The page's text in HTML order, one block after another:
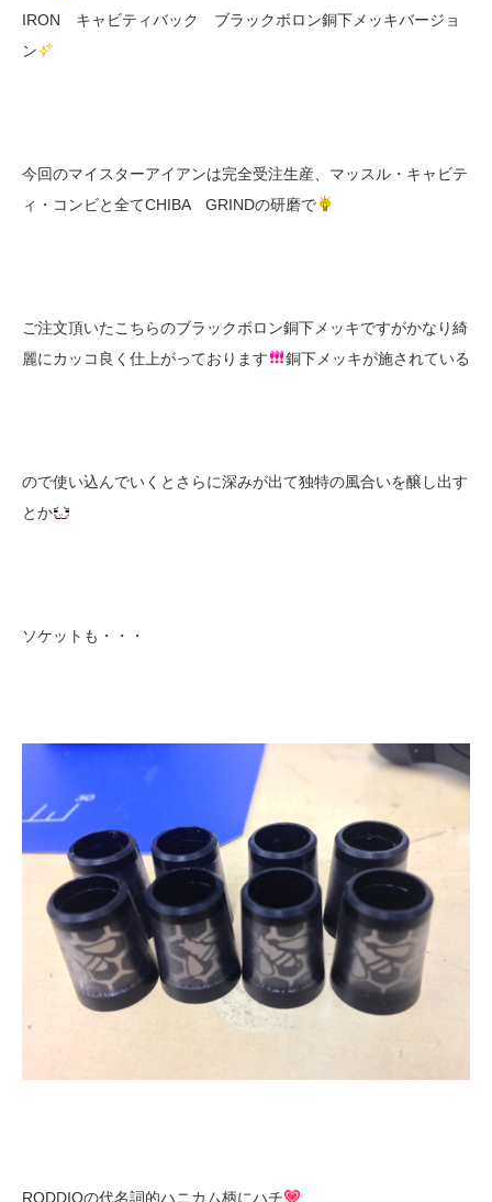
IRON キャビティバック ブラックボロン銅下メッキバージョ
ン
今回のマイスターアイアンは完全受注生産、マッスル・キャビテ
ィ・コンビと全てCHIBA GRINDの研磨で
ご注文頂いたこちらのブラックボロン銅下メッキですがかなり綺
麗にカッコ良く仕上がっております
銅下メッキが施されている
ので使い込んでいくとさらに深みが出て独特の風合いを醸し出す
とか
ソケットも・・・
RODDIOの代名詞的ハニカム柄にハチ